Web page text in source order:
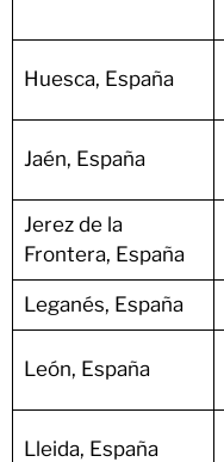
Huesca, España
Jaén, España
Jerez de la
Frontera, España
Leganés, España
León, España
Lleida, España